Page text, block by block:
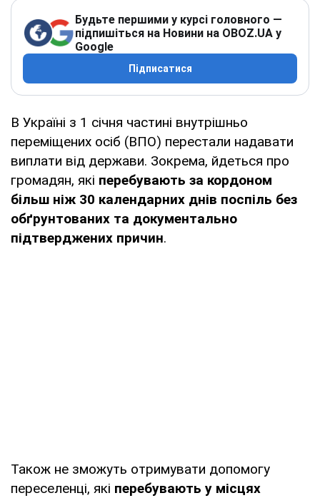
Будьте першими у курсі головного —
підпишіться на Новини на OBOZ.UA у
Google
Підписатися
В Україні з 1 січня частині внутрішньо
переміщених осіб (ВПО) перестали надавати
виплати від держави. Зокрема, йдеться про
громадян, які перебувають за кордоном
більш ніж 30 календарних днів поспіль без
обґрунтованих та документально
підтверджених причин.
Також не зможуть отримувати допомогу
переселенці, які перебувають у місцях